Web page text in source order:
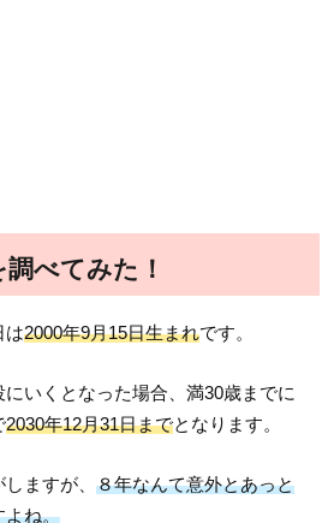
べてみた！
は2000年9月15日生まれです。
いくとなった場合、満30歳までに
2030年12月31日までとなります。
しますが、８年なんて意外とあっと
よね。